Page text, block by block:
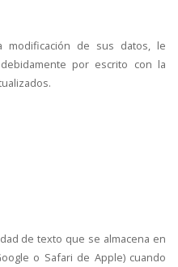
modificación de sus datos, le
por escrito con la
de texto que se almacena en
o Safari de Apple) cuando